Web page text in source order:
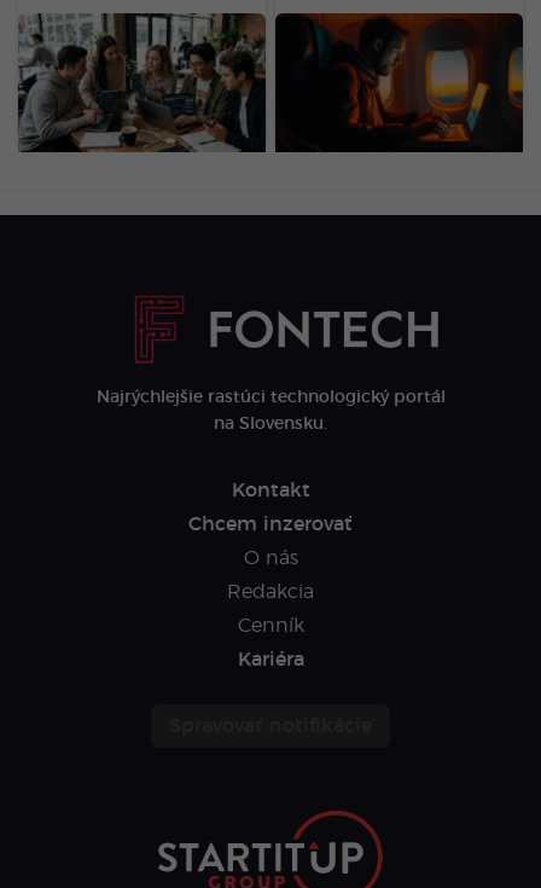
Dôchodok už v 20-ke:
Generácia Z odmieta
drieť do staroby, zavádza
nový trend
Lietanie ti na celé dni
ochromí myseľ aj
trávenie. Dve veci
rozhodnú o tom, ako
veľmi ťa cesta zomelie
Najrýchlejšie rastúci technologický portál
na Slovensku.
Kontakt
Chcem inzerovať
O nás
Redakcia
Cenník
Kariéra